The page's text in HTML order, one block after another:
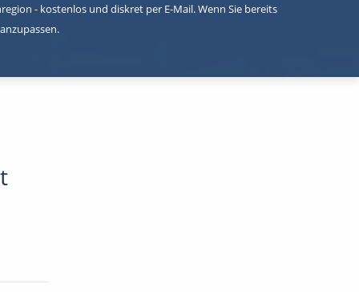
- kostenlos und diskret per E-Mail. Wenn Sie bereits